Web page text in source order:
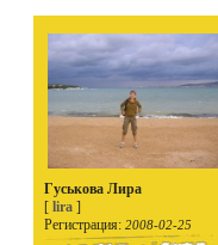
Гуськова Лира
[ lira ]
Регистрация: 2008-02-25